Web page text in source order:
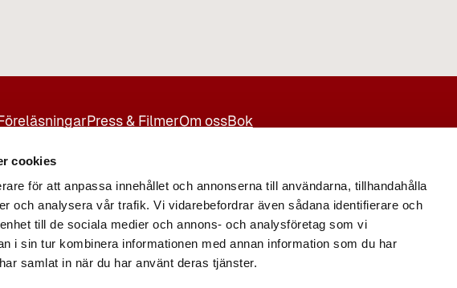
cookies
för att anpassa innehållet och annonserna till användarna, tillhandahålla
och analysera vår trafik. Vi vidarebefordrar även sådana identifierare och
till de sociala medier och annons- och analysföretag som vi
i sin tur kombinera informationen med annan information som du har
samlat in när du har använt deras tjänster.
Press & FilmerOm ossBok